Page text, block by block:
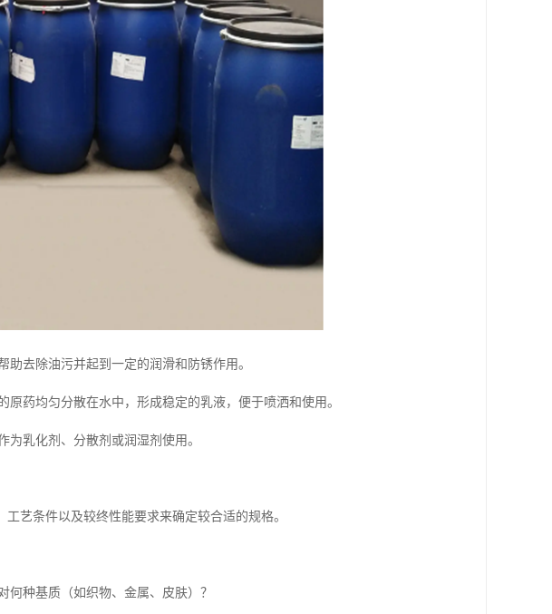
去除油污并起到一定的润滑和防锈作用。
药均匀分散在水中，形成稳定的乳液，便于喷洒和使用。
乳化剂、分散剂或润湿剂使用。
艺条件以及较终性能要求来确定较合适的规格。
种基质（如织物、金属、皮肤）？